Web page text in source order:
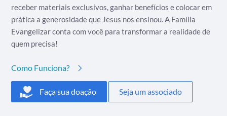
receber materiais exclusivos, ganhar benefícios e colocar em
prática a generosidade que Jesus nos ensinou. A Família
Evangelizar conta com você para transformar a realidade de
quem precisa!
Como Funciona?
Faça sua doação Seja um associado